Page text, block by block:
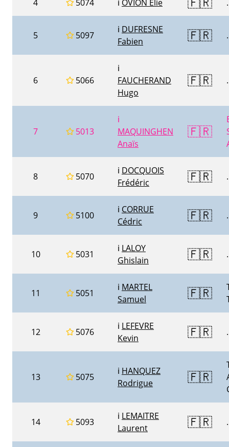
4 5074 ℹ️ OVION Elie .
5 5097
ℹ️ DUFRESNE
Fabien
🇫🇷 .
6 5066
ℹ️
FAUCHERAND
Hugo
🇫🇷 .
7 5013
ℹ️
MAQUINGHEN
Anaïs
🇫🇷
8 5070
ℹ️ DOCQUOIS
Frédéric
🇫🇷 .
9 5100
ℹ️ CORRUE
Cédric
🇫🇷 .
10 5031
ℹ️ LALOY
Ghislain
🇫🇷 .
11 5051
ℹ️ MARTEL
Samuel
🇫🇷
12 5076
ℹ️ LEFEVRE
Kevin
🇫🇷 .
13 5075
ℹ️ HANQUEZ
Rodrigue
🇫🇷
14 5093
ℹ️ LEMAITRE
Laurent
🇫🇷 .